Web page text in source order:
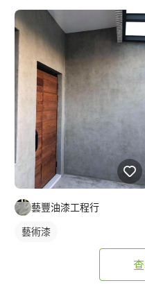
藝豐油漆工程行
藝術漆